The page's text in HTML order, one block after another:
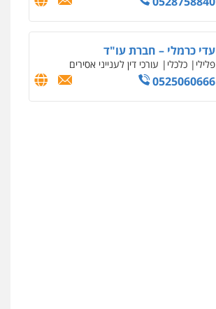
עדי כרמלי – חברת עו"ד
פלילי כלכלי עורכי דין לענייני אסירים
0525060666